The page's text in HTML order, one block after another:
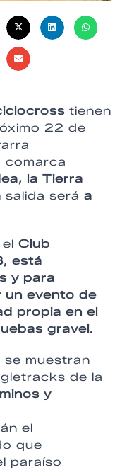
tienen
22 de
comarca
la Tierra
salida será a
Club
está
y para
un evento de
propia en el
gravel.
se muestran
de la
y
el
que
paraíso